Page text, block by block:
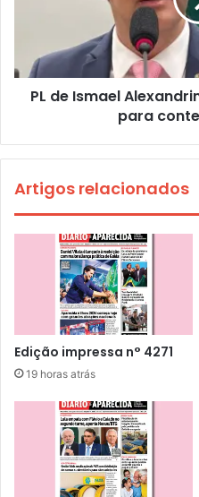
PL de Ismael
para
Artigos relacionados
Edição impressa n° 4271
19 horas atrás